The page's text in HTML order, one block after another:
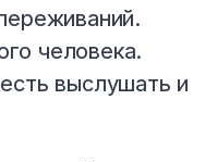
человека.
выслушать и